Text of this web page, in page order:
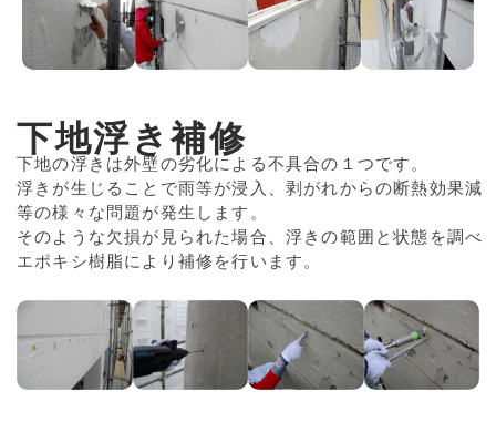
下地浮き補修
下地の浮きは外壁の劣化による不具合の１つです。
浮きが生じることで雨等が浸入、剥がれからの断熱効果減
等の様々な問題が発生します。
そのような欠損が見られた場合、浮きの範囲と状態を調べ
エポキシ樹脂により補修を行います。